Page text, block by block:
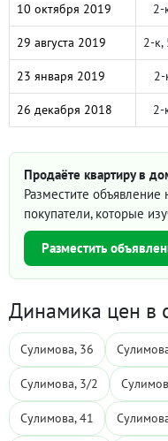
10 октября 2019 2-
29 августа 2019 2-к,
23 января 2019 2-
26 декабря 2018 2-
Продаёте квартиру в
Разместите
покупатели, которые
Разместить
Динамика цен в
Сулимова, 36
Сулимова, 3/2
Сулимова, 41